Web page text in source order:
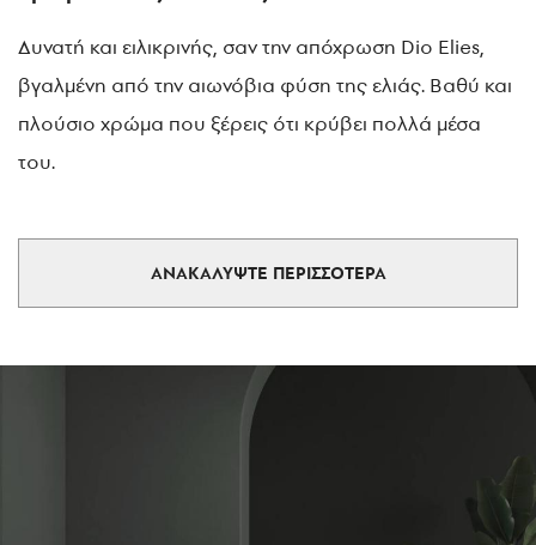
Δυνατή και ειλικρινής, σαν την απόχρωση Dio Elies,
βγαλμένη από την αιωνόβια φύση της ελιάς. Βαθύ και
πλούσιο χρώμα που ξέρεις ότι κρύβει πολλά μέσα
του.
ΑΝΑΚΑΛΥΨΤΕ ΠΕΡΙΣΣΟΤΕΡΑ